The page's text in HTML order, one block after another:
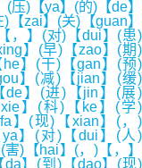
压)【ya】(的)【de】
zai】(关)【guan】
，】(对)【dui】(患)
】(早)【zao】(期)
he】(干)【gan】(预)
】(减)【jian】(缓)
de】(进)【jin】(展)
】(科)【ke】(学)
】(现)【xian】(，)
】(对)【dui】(人)
)【hai】(，)【，】
】(到)【dao】(现)